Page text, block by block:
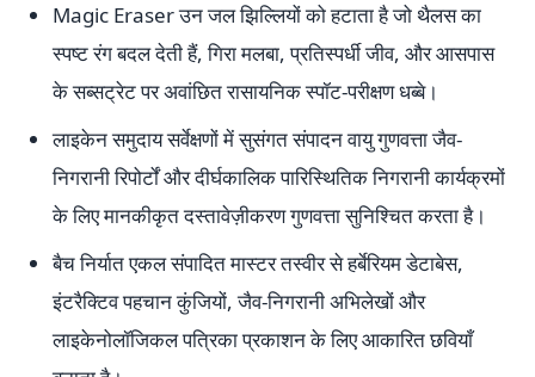
Magic Eraser उन जल झिल्लियों को हटाता है जो थैलस का
स्पष्ट रंग बदल देती हैं, गिरा मलबा, प्रतिस्पर्धी जीव, और आसपास
के सब्सट्रेट पर अवांछित रासायनिक स्पॉट-परीक्षण धब्बे।
लाइकेन समुदाय सर्वेक्षणों में सुसंगत संपादन वायु गुणवत्ता जैव-
निगरानी रिपोर्टों और दीर्घकालिक पारिस्थितिक निगरानी कार्यक्रमों
के लिए मानकीकृत दस्तावेज़ीकरण गुणवत्ता सुनिश्चित करता है।
बैच निर्यात एकल संपादित मास्टर तस्वीर से हर्बेरियम डेटाबेस,
इंटरैक्टिव पहचान कुंजियों, जैव-निगरानी अभिलेखों और
लाइकेनोलॉजिकल पत्रिका प्रकाशन के लिए आकारित छवियाँ